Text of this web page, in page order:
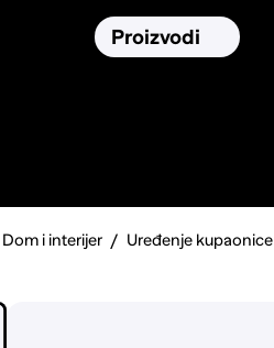
Proizvodi
Dom i interijer Uređenje kupaonice